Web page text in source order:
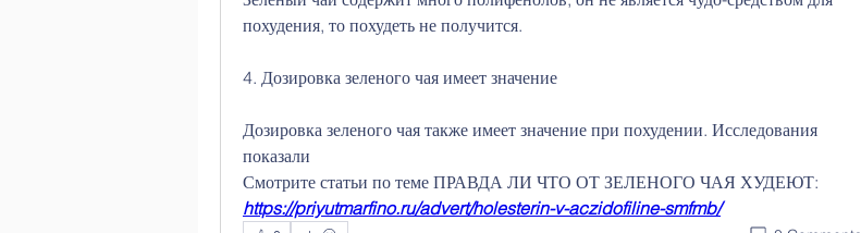
похудения, то похудеть не получится.
4. Дозировка зеленого чая имеет значение
Дозировка зеленого чая также имеет значение при похудении. Исследования
показали
Смотрите статьи по теме ПРАВДА ЛИ ЧТО ОТ ЗЕЛЕНОГО ЧАЯ ХУДЕЮТ:
https://priyutmarfino.ru/advert/holesterin-v-aczidofiline-smfmb/